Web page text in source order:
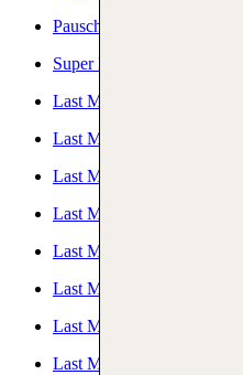
Pauschalreisen Bulgarien
Super Last Minute
Last Minute Deutschland
Last Minute Fuerteventura
Last Minute Gran Canaria
Last Minute Malediven
Last Minute Mallorca
Last Minute Türkei
Last Minute Kreta
Last Minute Korfu